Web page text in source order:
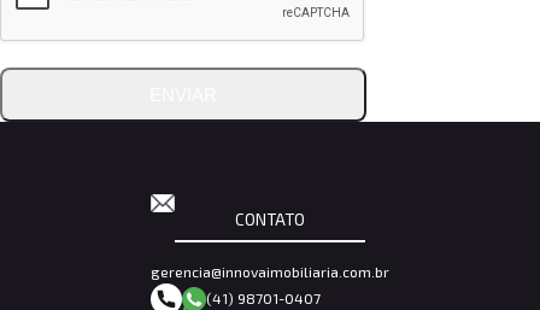
CONTATO
gerencia@innovaimobiliaria.com.br
(41) 98701-0407